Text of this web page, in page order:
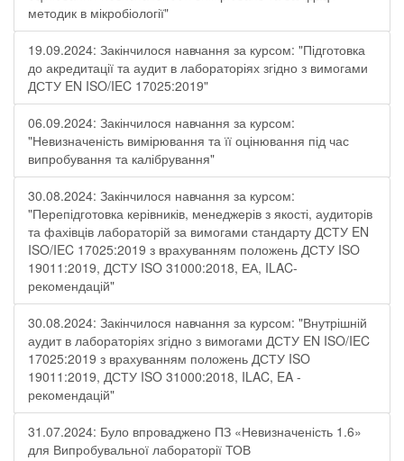
методик в мікробіології"
19.09.2024: Закінчилося навчання за курсом: "Підготовка
до акредитації та аудит в лабораторіях згідно з вимогами
ДСТУ EN ISO/IEC 17025:2019"
06.09.2024: Закінчилося навчання за курсом:
"Невизначеність вимірювання та її оцінювання під час
випробування та калібрування"
30.08.2024: Закінчилося навчання за курсом:
"Перепідготовка керівників, менеджерів з якості, аудиторів
та фахівців лабораторій за вимогами стандарту ДСТУ EN
ISO/IEC 17025:2019 з врахуванням положень ДСТУ ISO
19011:2019, ДСТУ ISO 31000:2018, ЕА, ILAC-
рекомендацій"
30.08.2024: Закінчилося навчання за курсом: "Внутрішній
аудит в лабораторіях згідно з вимогами ДСТУ EN ISO/IEC
17025:2019 з врахуванням положень ДСТУ ISO
19011:2019, ДСТУ ISO 31000:2018, ILAC, EA -
рекомендацій"
31.07.2024: Було впроваджено ПЗ «Невизначеність 1.6»
для Випробувальної лабораторії ТОВ